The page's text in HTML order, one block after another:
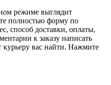
режиме выглядит
полностью форму по
способ доставки, оплаты,
к заказу написать
вас найти. Нажмите